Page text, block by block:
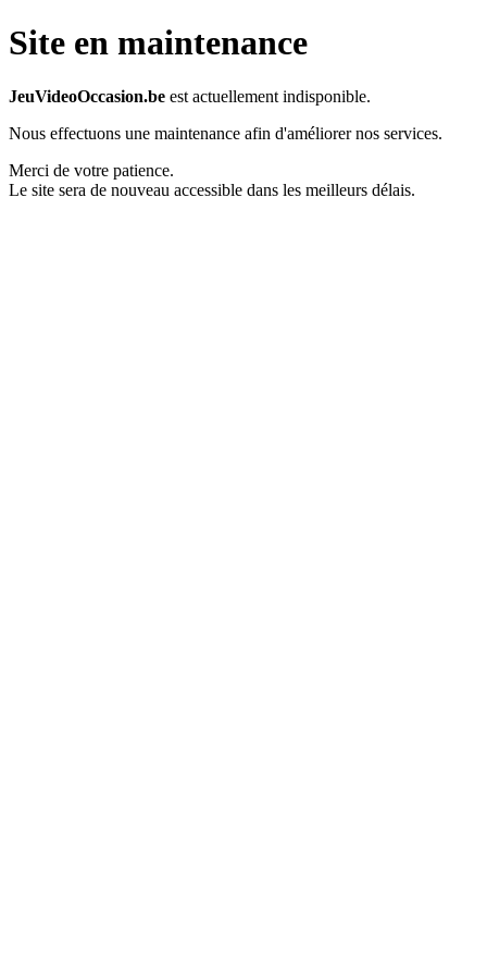
Site en maintenance
JeuVideoOccasion.be est actuellement indisponible.
Nous effectuons une maintenance afin d'améliorer nos services.
Merci de votre patience.
Le site sera de nouveau accessible dans les meilleurs délais.